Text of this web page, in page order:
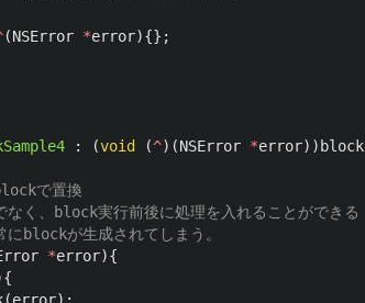
(NSError *error){};
: (void (^)(NSError *error)) block
で置換
く、block実行前後に処理を入れることができる
blockが生成されてしまう。
*error){